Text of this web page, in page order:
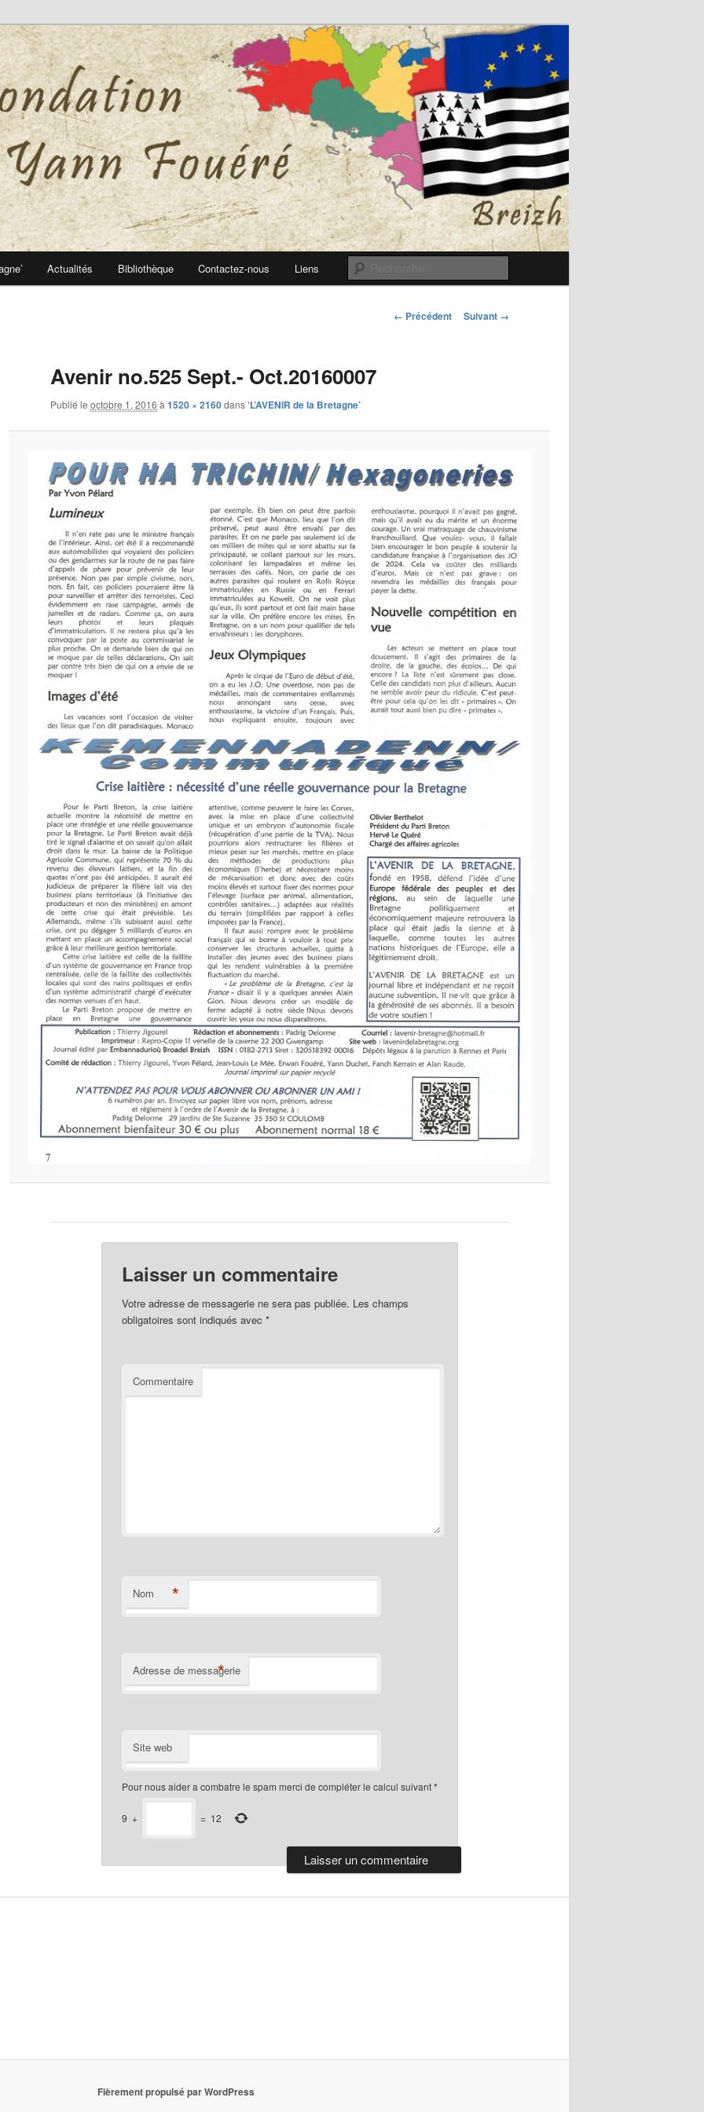
Fouéré
Fouéré
Actualités Bibliothèque Contactez-nous Liens
Navigation
← Précédent Suivant →
Avenir no.525 Sept.- Oct.20160007
Publié le octobre 1, 2016 à 1520 × 2160dans‘L’AVENIR de la Bretagne’
Laisser un commentaire
Votre adresse de messagerie ne sera pas publiée. Les champs
obligatoires sont indiqués avec *
Commentaire
Nom *
Adresse de messagerie
*
Site web
Pour nous aider a combatre le spam merci de compléter le calcul suivant*
9 + = 12
Fièrement propulsé par WordPress